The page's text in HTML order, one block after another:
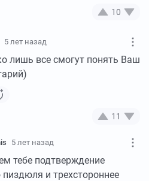
10
5 лет назад
лишь все смогут понять Ваш
11
5 лет назад
тебе подтверждение
и трехстороннее